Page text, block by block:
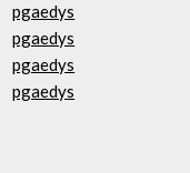
pgaedys
pgaedys
pgaedys
pgaedys